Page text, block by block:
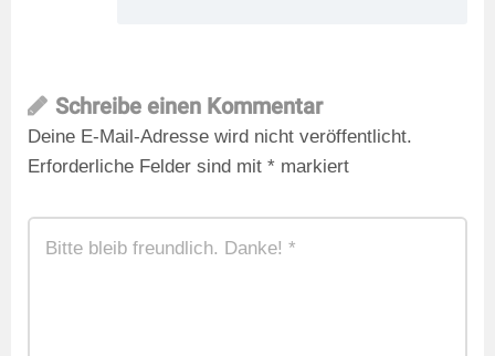
Schreibe einen Kommentar
Deine E-Mail-Adresse wird nicht veröffentlicht.
Erforderliche Felder sind mit * markiert